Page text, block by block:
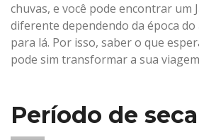
chuvas, e você pode encontrar um
diferente dependendo da época
para lá. Por isso, saber o que
pode sim transformar a sua
Período de seca